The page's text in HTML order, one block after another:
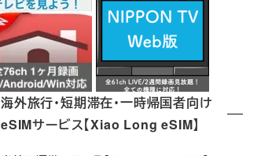
海外旅行・短期滞在・一時帰国者向け
eSIMサービス【Xiao Long eSIM】